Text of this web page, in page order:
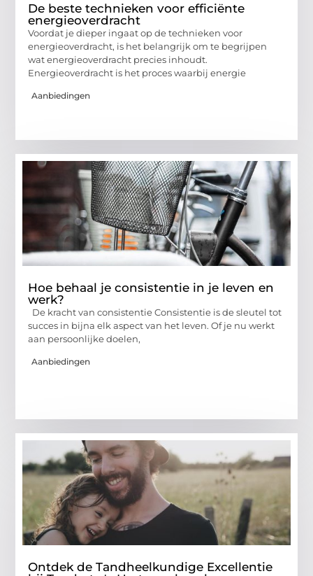
De beste technieken voor efficiënte
energieoverdracht
Voordat je dieper ingaat op de technieken voor
energieoverdracht, is het belangrijk om te begrijpen
wat energieoverdracht precies inhoudt.
Energieoverdracht is het proces waarbij energie
Aanbiedingen
Hoe behaal je consistentie in je leven en
werk?
De kracht van consistentie Consistentie is de sleutel tot
succes in bijna elk aspect van het leven. Of je nu werkt
aan persoonlijke doelen,
Aanbiedingen
Ontdek de Tandheelkundige Excellentie